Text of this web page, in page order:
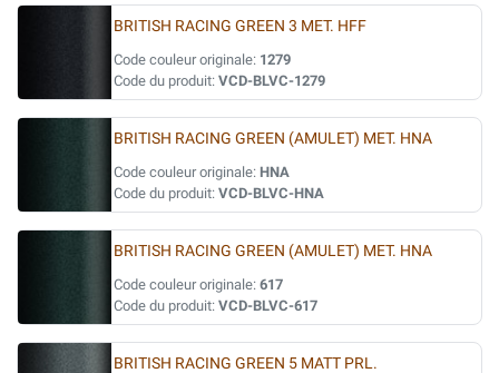
BRITISH RACING GREEN 3 MET. HFF
Code couleur originale: 1279
Code du produit: VCD-BLVC-1279
BRITISH RACING GREEN (AMULET) MET. HNA
Code couleur originale: HNA
Code du produit: VCD-BLVC-HNA
BRITISH RACING GREEN (AMULET) MET. HNA
Code couleur originale: 617
Code du produit: VCD-BLVC-617
BRITISH RACING GREEN 5 MATT PRL.